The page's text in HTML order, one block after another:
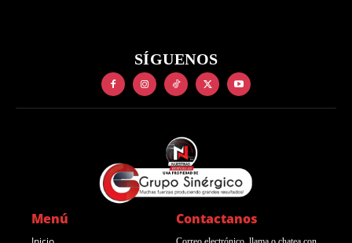
SÍGUENOS
Menú Contactanos